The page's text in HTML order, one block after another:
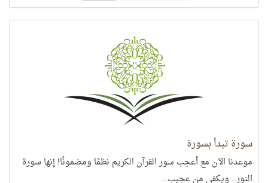
سورة تبدأ بسورة
موعدنا الآن مع أعجب سور القرآن الكريم نظمًا ومضمونًا! إنها سورة
النور.. ويكفي من عجيب..